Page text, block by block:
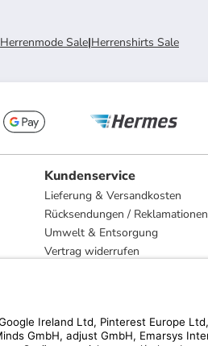
Herrenmode Sale|Herrenshirts Sale
Kundenservice
Lieferung & Versandkosten
Rücksendungen / Reklamationen
Umwelt & Entsorgung
Vertrag widerrufen